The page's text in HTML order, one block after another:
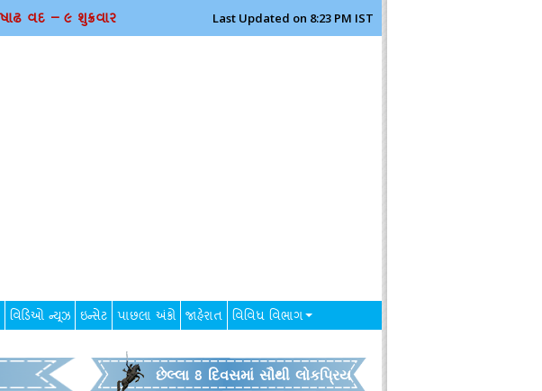
વદ – ૯ શુક્રવાર Last Updated on 8:23 PM IST
વિડિઓ ન્યૂઝ ઇન્સેટ પાછલા અંકો જાહેરાત વિવિધ વિભાગ
છેલ્લા 8 દિવસમાં સૌથી લોકપ્રિય